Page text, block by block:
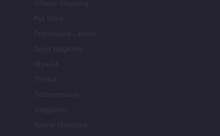
Offerte Shopping
Pet Story
Professione Lavoro
Sport Magazine
Style24
Think.it
Tuobenessere
Viaggiamo
Nonne Magazine